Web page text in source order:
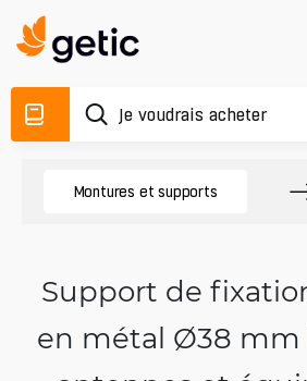
Montures et supports
Support de
en métal Ø38 mm